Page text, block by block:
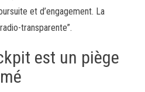
et d’engagement. La
transparente”.
est un piège